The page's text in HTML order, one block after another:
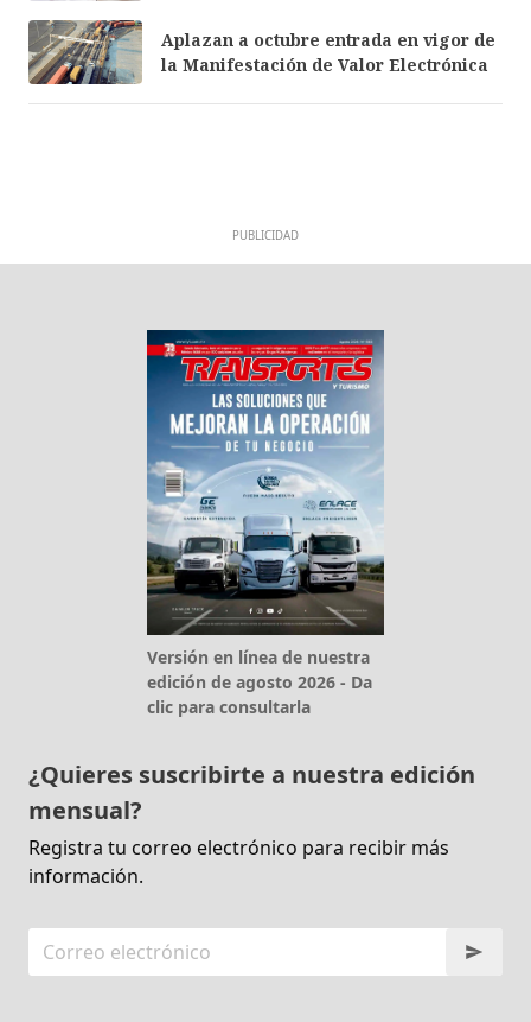
Aplazan a octubre entrada en vigor de
la Manifestación de Valor Electrónica
PUBLICIDAD
Versión en línea de nuestra
edición de agosto 2026 - Da
clic para consultarla
¿Quieres suscribirte a nuestra edición
mensual?
Registra tu correo electrónico para recibir más
información.